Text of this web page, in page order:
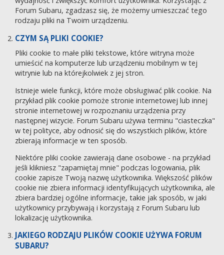
Forum Subaru, zgadzasz się, że możemy umieszczać tego
rodzaju pliki na Twoim urządzeniu.
CZYM SĄ PLIKI COOKIE?
Pliki cookie to małe pliki tekstowe, które witryna może
umieścić na komputerze lub urządzeniu mobilnym w tej
witrynie lub na którejkolwiek z jej stron.
Istnieje wiele funkcji, które może obsługiwać plik cookie. Na
przykład plik cookie pomoże stronie internetowej lub innej
stronie internetowej w rozpoznaniu urządzenia przy
następnej wizycie. Forum Subaru używa terminu "ciasteczka"
w tej polityce, aby odnosić się do wszystkich plików, które
zbierają informacje w ten sposób.
Niektóre pliki cookie zawierają dane osobowe - na przykład
jeśli klikniesz "zapamiętaj mnie" podczas logowania, plik
cookie zapisze Twoją nazwę użytkownika. Większość plików
cookie nie zbiera informacji identyfikujących użytkownika, ale
zbiera bardziej ogólne informacje, takie jak sposób, w jaki
użytkownicy przybywają i korzystają z Forum Subaru lub
lokalizację użytkownika.
JAKIEGO RODZAJU PLIKÓW COOKIE UŻYWA FORUM
SUBARU?